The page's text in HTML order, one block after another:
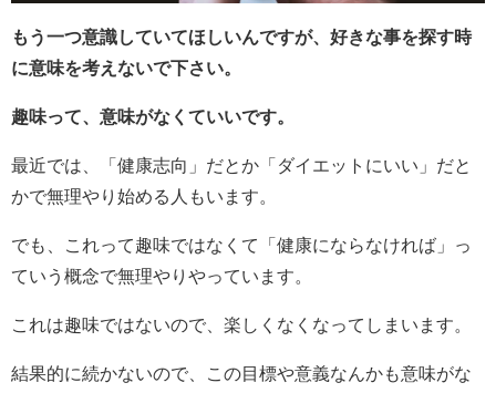
もう一つ意識していてほしいんですが、好きな事を探す時
に意味を考えないで下さい。
趣味って、意味がなくていいです。
最近では、「健康志向」だとか「ダイエットにいい」だと
かで無理やり始める人もいます。
でも、これって趣味ではなくて「健康にならなければ」っ
ていう概念で無理やりやっています。
これは趣味ではないので、楽しくなくなってしまいます。
結果的に続かないので、この目標や意義なんかも意味がな